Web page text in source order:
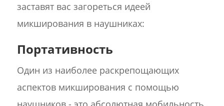
заставят вас загореться идеей
микширования в наушниках:
Портативность
Один из наиболее раскрепощающих
аспектов микширования с помощью